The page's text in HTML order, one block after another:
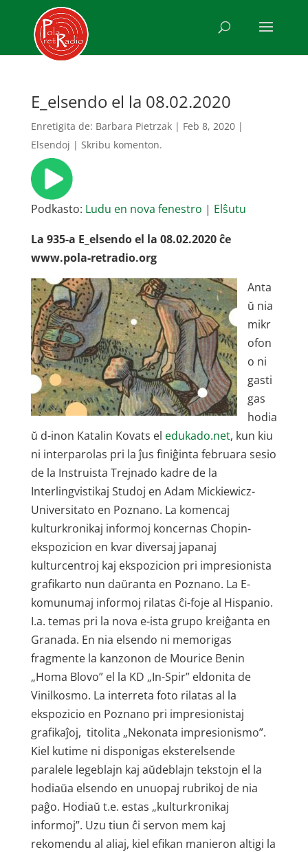
E_elsendo el la 08.02.2020
Enretigita de: Barbara Pietrzak| Feb 8, 2020|
Elsendoj | Skribu komenton.
Podkasto: Ludu en nova fenestro | Elŝutu
La 935-a E_elsendo el la 08.02.2020 ĉe
www.pola-retradio.org
Anta
ŭ nia
mikr
ofon
o ni
gasti
gas
hodia
ŭ d-inon Katalin Kovats el edukado.net, kun kiu
ni interparolas pri la ĵus finiĝinta februara sesio
de la Instruista Trejnado kadre de la
Interlingvistikaj Studoj en Adam Mickiewicz-
Universitato en Poznano. La komencaj
kulturkronikaj informoj koncernas Chopin-
ekspozicion en kvar diversaj japanaj
kulturcentroj kaj ekspozicion pri impresionista
grafikarto nun daŭranta en Poznano. La E-
komunumaj informoj rilatas ĉi-foje al Hispanio.
I.a. temas pri la nova e-ista grupo kreiĝanta en
Granada. En nia elsendo ni memorigas
fragmente la kanzonon de Mourice Benin
„Homa Blovo” el la KD „In-Spir” eldonita de
Vinilkosmo. La interreta foto rilatas al la
ekspozicio en Poznano pri impresionistaj
grafikaĵoj, titolita „Nekonata impresionismo”.
Kiel kutime ni disponigas eksterelsende
paralele legeblajn kaj aŭdeblajn tekstojn el la
hodiaŭa elsendo en unuopaj rubrikoj de nia
paĝo. Hodiaŭ t.e. estas „kulturkronikaj
informoj”. Uzu tiun ĉi servon mem kaj
rekomendu al aliaj, kiel efikan manieron altigi la